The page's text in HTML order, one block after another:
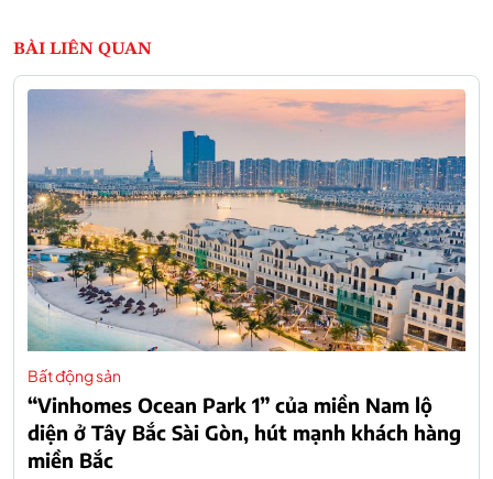
BÀI LIÊN QUAN
Bất động sản
“Vinhomes Ocean Park 1” của miền Nam lộ
diện ở Tây Bắc Sài Gòn, hút mạnh khách hàng
miền Bắc